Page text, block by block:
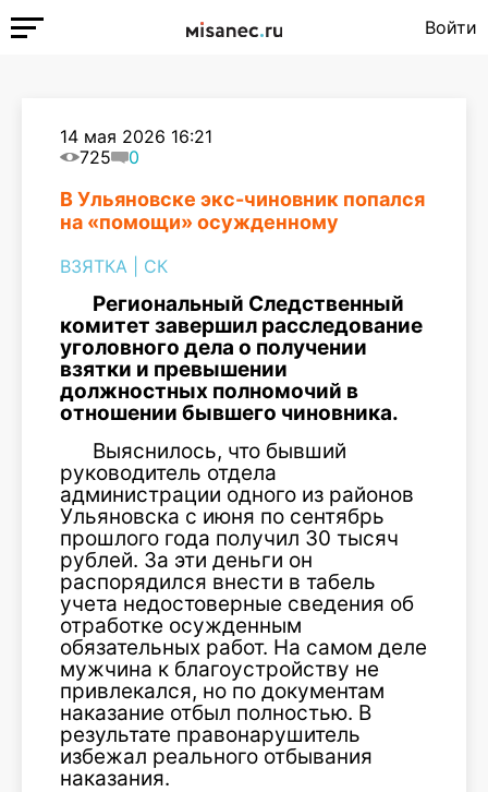
Войти
14 мая 2026 16:21
725
0
В Ульяновске экс-чиновник попался
на «помощи» осужденному
ВЗЯТКА СК
Региональный Следственный
комитет завершил расследование
уголовного дела о получении
взятки и превышении
должностных полномочий в
отношении бывшего чиновника.
Выяснилось, что бывший
руководитель отдела
администрации одного из районов
Ульяновска с июня по сентябрь
прошлого года получил 30 тысяч
рублей. За эти деньги он
распорядился внести в табель
учета недостоверные сведения об
отработке осужденным
обязательных работ. На самом деле
мужчина к благоустройству не
привлекался, но по документам
наказание отбыл полностью. В
результате правонарушитель
избежал реального отбывания
наказания.